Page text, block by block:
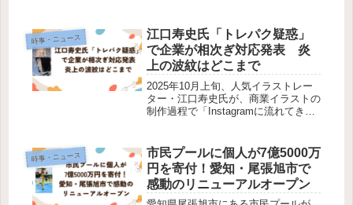
化します。ところが今年は、これまで
人気の高かった日本よりも韓国を選...
時事・ニュース
江口寿史氏「トレパク疑惑」
で企業が相次ぎ対応発表 炎
上の波紋はどこまで
2025年10月上旬、人気イラストレー
ター・江口寿史氏が、商業イラストの
制作過程で「Instagramに流れてきた
れをきっかけに、SNS上では過去の
作品にも「元ネタ探し」が...
時事・ニュース
市民プールに個人が7億5000万
円を寄付！愛知・尾張旭市で
感動のリニューアルオープン